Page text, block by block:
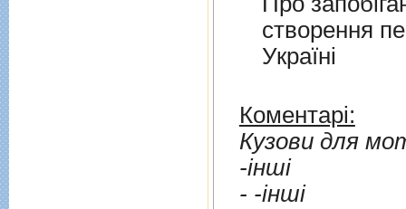
створення
Українi
Коментарі:
Кузови для
-інші
- -інші